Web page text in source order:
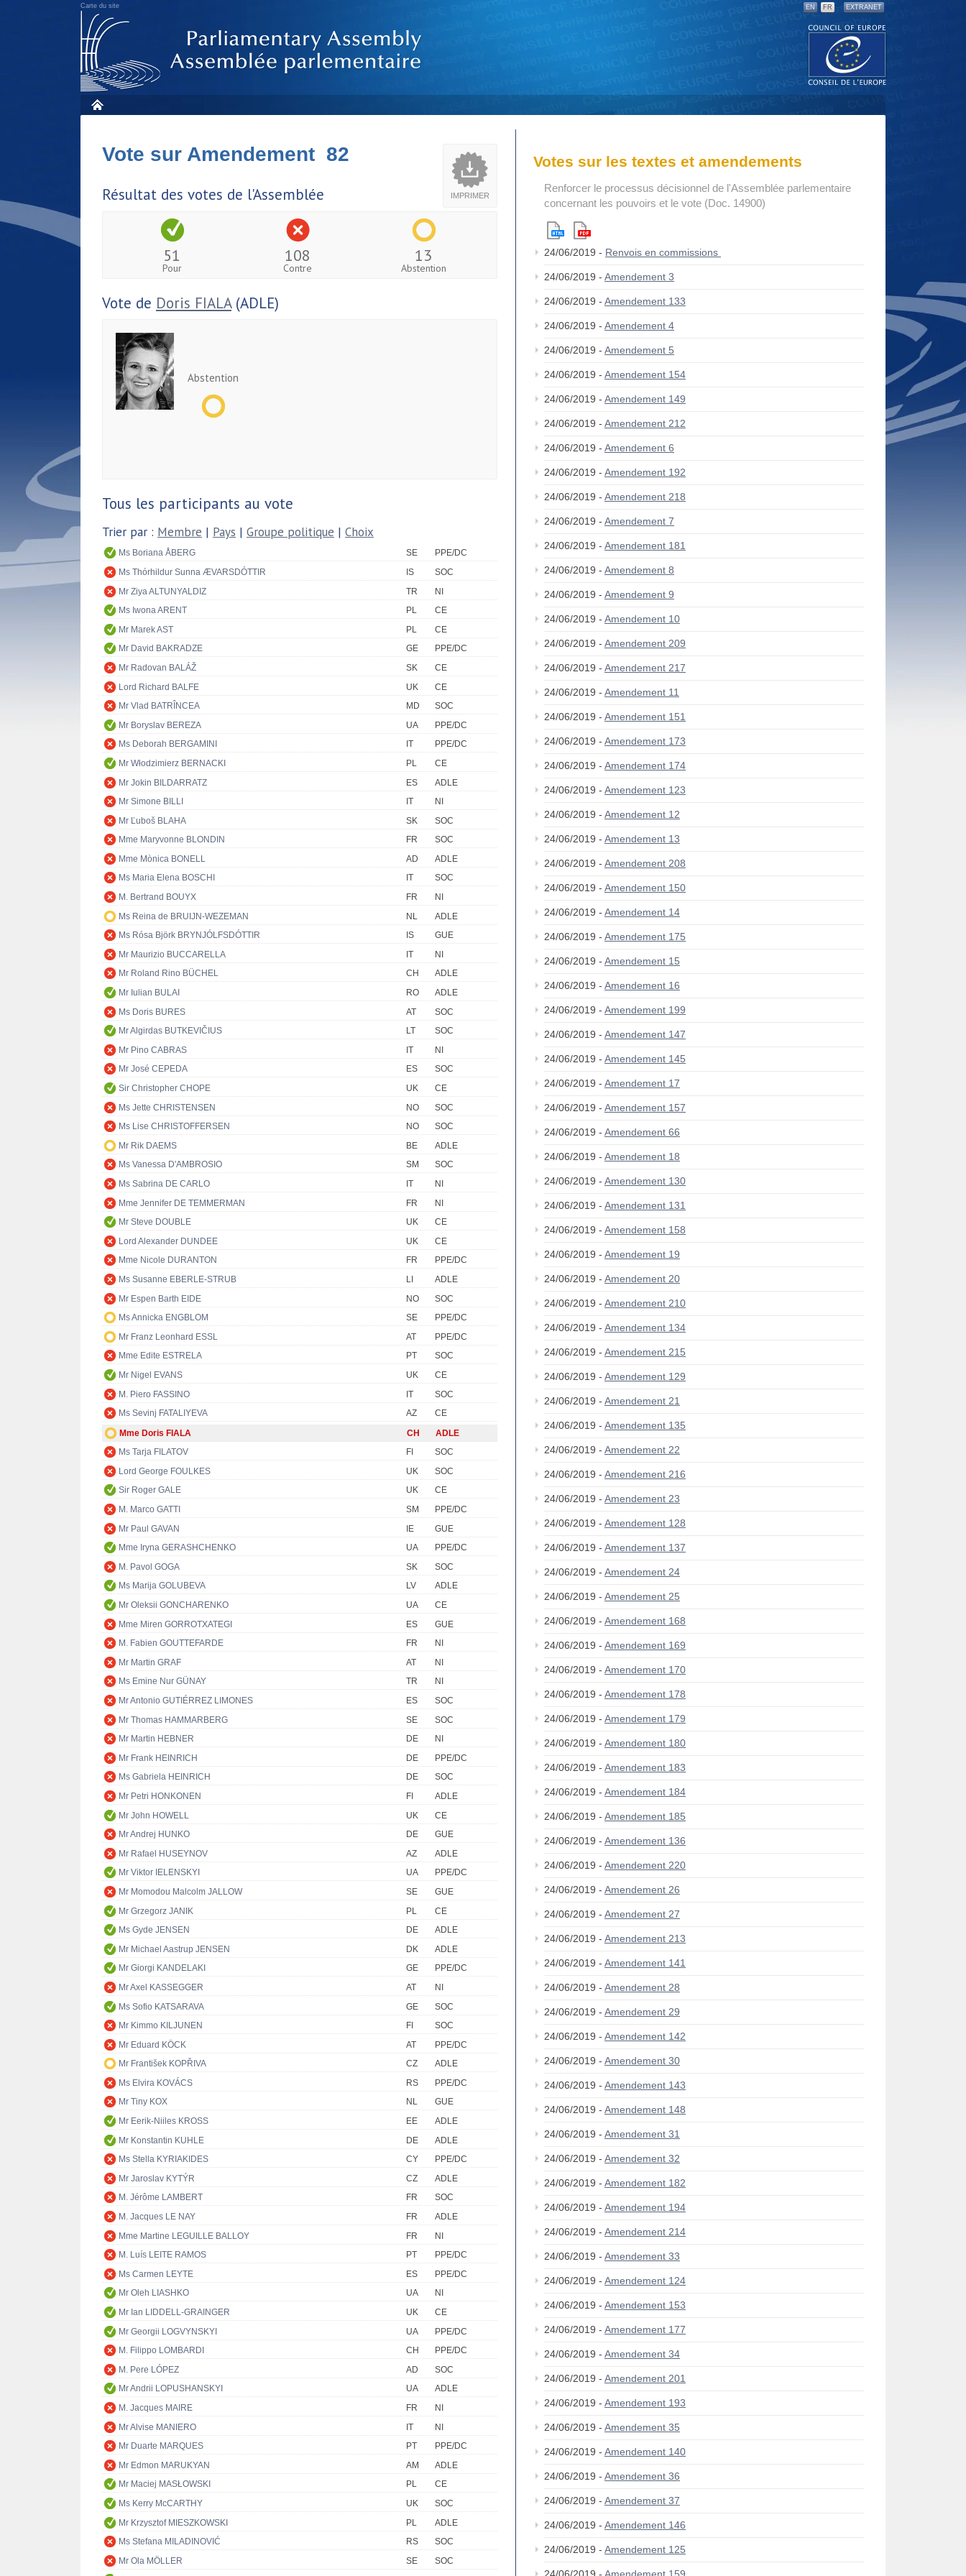
Carte du site EN FR EXTRANET
IMPRIMER
Vote sur Amendement 82
Résultat des votes de l'Assemblée
51
Pour
108
Contre
13
Abstention
Vote de Doris FIALA(ADLE)
Abstention
Tous les participants au vote
Trier par : Membre | Pays | Groupe politique | Choix
Ms Boriana ÅBERG SE
PPE/DC
Ms Thórhildur Sunna ÆVARSDÓTTIR
IS
SOC
Mr Ziya ALTUNYALDIZ
TR
NI
Ms Iwona ARENT
PL
CE
Mr Marek AST
PL
CE
Mr David BAKRADZE
GE
PPE/DC
Mr Radovan BALÁŽ
SK
CE
Lord Richard BALFE
UK
CE
Mr Vlad BATRÎNCEA
MD
SOC
Mr Boryslav BEREZA
UA
PPE/DC
Ms Deborah BERGAMINI
IT
PPE/DC
Mr Włodzimierz BERNACKI
PL
CE
Mr Jokin BILDARRATZ
ES
ADLE
Mr Simone BILLI
IT
NI
Mr Ľuboš BLAHA
SK
SOC
Mme Maryvonne BLONDIN
FR
SOC
Mme Mònica BONELL
AD
ADLE
Ms Maria Elena BOSCHI
IT
SOC
M. Bertrand BOUYX
FR
NI
Ms Reina de BRUIJN-WEZEMAN
NL
ADLE
Ms Rósa Björk BRYNJÓLFSDÓTTIR
IS
GUE
Mr Maurizio BUCCARELLA
IT
NI
Mr Roland Rino BÜCHEL
CH
ADLE
Mr Iulian BULAI
RO
ADLE
Ms Doris BURES
AT
SOC
Mr Algirdas BUTKEVIČIUS
LT
SOC
Mr Pino CABRAS
IT
NI
Mr José CEPEDA
ES
SOC
Sir Christopher CHOPE
UK
CE
Ms Jette CHRISTENSEN
NO
SOC
Ms Lise CHRISTOFFERSEN
NO
SOC
Mr Rik DAEMS
BE
ADLE
Ms Vanessa D'AMBROSIO
SM
SOC
Ms Sabrina DE CARLO
IT
NI
Mme Jennifer DE TEMMERMAN
FR
NI
Mr Steve DOUBLE
UK
CE
Lord Alexander DUNDEE
UK
CE
Mme Nicole DURANTON
FR
PPE/DC
Ms Susanne EBERLE-STRUB
LI
ADLE
Mr Espen Barth EIDE
NO
SOC
Ms Annicka ENGBLOM
SE
PPE/DC
Mr Franz Leonhard ESSL
AT
PPE/DC
Mme Edite ESTRELA
PT
SOC
Mr Nigel EVANS
UK
CE
M. Piero FASSINO
IT
SOC
Ms Sevinj FATALIYEVA
AZ
CE
Mme Doris FIALA
CH
ADLE
Ms Tarja FILATOV
FI
SOC
Lord George FOULKES
UK
SOC
Sir Roger GALE
UK
CE
M. Marco GATTI
SM
PPE/DC
Mr Paul GAVAN
IE
GUE
Mme Iryna GERASHCHENKO
UA
PPE/DC
M. Pavol GOGA
SK
SOC
Ms Marija GOLUBEVA
LV
ADLE
Mr Oleksii GONCHARENKO
UA
CE
Mme Miren GORROTXATEGI
ES
GUE
M. Fabien GOUTTEFARDE
FR
NI
Mr Martin GRAF
AT
NI
Ms Emine Nur GÜNAY
TR
NI
Mr Antonio GUTIÉRREZ LIMONES
ES
SOC
Mr Thomas HAMMARBERG
SE
SOC
Mr Martin HEBNER
DE
NI
Mr Frank HEINRICH
DE
PPE/DC
Ms Gabriela HEINRICH
DE
SOC
Mr Petri HONKONEN
FI
ADLE
Mr John HOWELL
UK
CE
Mr Andrej HUNKO
DE
GUE
Mr Rafael HUSEYNOV
AZ
ADLE
Mr Viktor IELENSKYI
UA
PPE/DC
Mr Momodou Malcolm JALLOW
SE
GUE
Mr Grzegorz JANIK
PL
CE
Ms Gyde JENSEN
DE
ADLE
Mr Michael Aastrup JENSEN
DK
ADLE
Mr Giorgi KANDELAKI
GE
PPE/DC
Mr Axel KASSEGGER
AT
NI
Ms Sofio KATSARAVA
GE
SOC
Mr Kimmo KILJUNEN
FI
SOC
Mr Eduard KÖCK
AT
PPE/DC
Mr František KOPŘIVA
CZ
ADLE
Ms Elvira KOVÁCS
RS
PPE/DC
Mr Tiny KOX
NL
GUE
Mr Eerik-Niiles KROSS
EE
ADLE
Mr Konstantin KUHLE
DE
ADLE
Ms Stella KYRIAKIDES
CY
PPE/DC
Mr Jaroslav KYTÝR
CZ
ADLE
M. Jérôme LAMBERT
FR
SOC
M. Jacques LE NAY
FR
ADLE
Mme Martine LEGUILLE BALLOY
FR
NI
M. Luís LEITE RAMOS
PT
PPE/DC
Ms Carmen LEYTE
ES
PPE/DC
Mr Oleh LIASHKO
UA
NI
Mr Ian LIDDELL-GRAINGER
UK
CE
Mr Georgii LOGVYNSKYI
UA
PPE/DC
M. Filippo LOMBARDI
CH
PPE/DC
M. Pere LÓPEZ
AD
SOC
Mr Andrii LOPUSHANSKYI
UA
ADLE
M. Jacques MAIRE
FR
NI
Mr Alvise MANIERO
IT
NI
Mr Duarte MARQUES
PT
PPE/DC
Mr Edmon MARUKYAN
AM
ADLE
Mr Maciej MASŁOWSKI
PL
CE
Ms Kerry McCARTHY
UK
SOC
Mr Krzysztof MIESZKOWSKI
PL
ADLE
Ms Stefana MILADINOVIĆ
RS
SOC
Mr Ola MÖLLER
SE
SOC
Votes sur les textes et amendements
Renforcer le processus décisionnel de l'Assemblée parlementaire
concernant les pouvoirs et le vote (Doc. 14900)
24/06/2019 - Renvois en commissions
24/06/2019 - Amendement 3
24/06/2019 - Amendement 133
24/06/2019 - Amendement 4
24/06/2019 - Amendement 5
24/06/2019 - Amendement 154
24/06/2019 - Amendement 149
24/06/2019 - Amendement 212
24/06/2019 - Amendement 6
24/06/2019 - Amendement 192
24/06/2019 - Amendement 218
24/06/2019 - Amendement 7
24/06/2019 - Amendement 181
24/06/2019 - Amendement 8
24/06/2019 - Amendement 9
24/06/2019 - Amendement 10
24/06/2019 - Amendement 209
24/06/2019 - Amendement 217
24/06/2019 - Amendement 11
24/06/2019 - Amendement 151
24/06/2019 - Amendement 173
24/06/2019 - Amendement 174
24/06/2019 - Amendement 123
24/06/2019 - Amendement 12
24/06/2019 - Amendement 13
24/06/2019 - Amendement 208
24/06/2019 - Amendement 150
24/06/2019 - Amendement 14
24/06/2019 - Amendement 175
24/06/2019 - Amendement 15
24/06/2019 - Amendement 16
24/06/2019 - Amendement 199
24/06/2019 - Amendement 147
24/06/2019 - Amendement 145
24/06/2019 - Amendement 17
24/06/2019 - Amendement 157
24/06/2019 - Amendement 66
24/06/2019 - Amendement 18
24/06/2019 - Amendement 130
24/06/2019 - Amendement 131
24/06/2019 - Amendement 158
24/06/2019 - Amendement 19
24/06/2019 - Amendement 20
24/06/2019 - Amendement 210
24/06/2019 - Amendement 134
24/06/2019 - Amendement 215
24/06/2019 - Amendement 129
24/06/2019 - Amendement 21
24/06/2019 - Amendement 135
24/06/2019 - Amendement 22
24/06/2019 - Amendement 216
24/06/2019 - Amendement 23
24/06/2019 - Amendement 128
24/06/2019 - Amendement 137
24/06/2019 - Amendement 24
24/06/2019 - Amendement 25
24/06/2019 - Amendement 168
24/06/2019 - Amendement 169
24/06/2019 - Amendement 170
24/06/2019 - Amendement 178
24/06/2019 - Amendement 179
24/06/2019 - Amendement 180
24/06/2019 - Amendement 183
24/06/2019 - Amendement 184
24/06/2019 - Amendement 185
24/06/2019 - Amendement 136
24/06/2019 - Amendement 220
24/06/2019 - Amendement 26
24/06/2019 - Amendement 27
24/06/2019 - Amendement 213
24/06/2019 - Amendement 141
24/06/2019 - Amendement 28
24/06/2019 - Amendement 29
24/06/2019 - Amendement 142
24/06/2019 - Amendement 30
24/06/2019 - Amendement 143
24/06/2019 - Amendement 148
24/06/2019 - Amendement 31
24/06/2019 - Amendement 32
24/06/2019 - Amendement 182
24/06/2019 - Amendement 194
24/06/2019 - Amendement 214
24/06/2019 - Amendement 33
24/06/2019 - Amendement 124
24/06/2019 - Amendement 153
24/06/2019 - Amendement 177
24/06/2019 - Amendement 34
24/06/2019 - Amendement 201
24/06/2019 - Amendement 193
24/06/2019 - Amendement 35
24/06/2019 - Amendement 140
24/06/2019 - Amendement 36
24/06/2019 - Amendement 37
24/06/2019 - Amendement 146
24/06/2019 - Amendement 125